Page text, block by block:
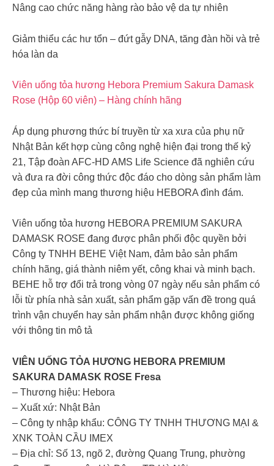
Nâng cao chức năng hàng rào bảo vệ da tự nhiên
Giảm thiểu các hư tổn – đứt gẫy DNA, tăng đàn hồi và trẻ
hóa làn da
Viên uống tỏa hương Hebora Premium Sakura Damask
Rose (Hộp 60 viên) – Hàng chính hãng
Áp dụng phương thức bí truyền từ xa xưa của phụ nữ
Nhật Bản kết hợp cùng công nghệ hiện đại trong thế kỷ
21, Tập đoàn AFC-HD AMS Life Science đã nghiên cứu
và đưa ra đời công thức độc đáo cho dòng sản phẩm làm
đẹp của mình mang thương hiệu HEBORA đình đám.
Viên uống tỏa hương HEBORA PREMIUM SAKURA
DAMASK ROSE đang được phân phối độc quyền bởi
Công ty TNHH BEHE Việt Nam, đảm bảo sản phẩm
chính hãng, giá thành niêm yết, công khai và minh bạch.
BEHE hỗ trợ đổi trả trong vòng 07 ngày nếu sản phẩm có
lỗi từ phía nhà sản xuất, sản phẩm gặp vấn đề trong quá
trình vận chuyển hay sản phẩm nhận được không giống
với thông tin mô tả
VIÊN UỐNG TỎA HƯƠNG HEBORA PREMIUM
SAKURA DAMASK ROSE Fresa
– Thương hiệu: Hebora
– Xuất xứ: Nhật Bản
– Công ty nhập khẩu: CÔNG TY TNHH THƯƠNG MẠI &
XNK TOÀN CẦU IMEX
– Địa chỉ: Số 13, ngõ 2, đường Quang Trung, phường